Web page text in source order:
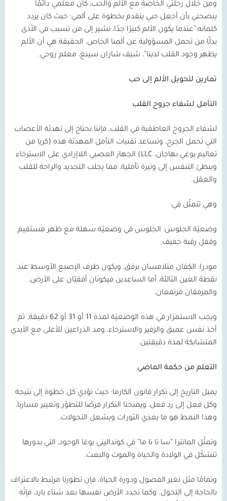
ومن خلال رحلتي الخاصة مع الألم والحب، كان معلمي دائمًا
ينصحني بأن أجعل حبي يتقدم بخطوة على ألمي؛ حيث كان يردد
كلماته:”عندما يكون الألم كبيرًا جدًا، نشير إلى من تسبب في الأذى
بدلًا من تحمل المسؤولية عن ألمنا الخاص، الحقيقة هي أن الألم
يظهر وجود القلب لدينا”، شيف شاران سينغ، معلم روحي.
تمارين لتحويل الألم إلى حب
التأمل لشفاء جروح القلب
لشفاء الجروح العاطفية في القلب، فإننا نحتاج إلى تهدئة الأعصاب
التي تحمل الجرح، وتساعد تقنيات التأمل المهدئة هذه (كريا من
تعاليم يوغي بهاجان، LLC) الجهاز العصبي اللاإرادي على الاسترخاء
ويبطئ التنفس إلى وتيرة تأملية، مما يجلب التجديد والراحة للقلب
والعقل.
وهي تتمثّل في:
وضعيّة الجلوس: الجلوس في وضعيّة سهلة مع ظهر مستقيم
وقفل رقبة خفيف.
مودرا: الكفان متلامسان برفق، ويكون طرف الإصبع الأوسط عند
نقطة العين الثالثة، أما الساعدين فيكونان أفقيّان على الأرض،
والمرفقان مرتفعان.
ويجب الاستمرار في هذه الوضعيّة لمدة 11 أو 31 أو 62 دقيقة. ثم
أخذ نفس عميق والزفير والاسترخاء، ومد الذراعين للأعلى مع الأيدي
المتشابكة لمدة دقيقتين.
التعلم من حكمة الماضي
يميل التاريخ إلى تكرار قانون الكارما؛ حيث تؤدي كل خطوة إلى نتيجة
وكل فعل إلى رد فعل، ويمنحنا التكرار فرصًا للتطوّر وتغيير مسارنا،
وهذا النمط هو ما يغذي الثورات ويشعل التحولات.
وتمثّل المانترا “سا تا نا ما” في كونداليني يوغا الوجود، التي بدورها
تتشكّل في الولادة والحياة والموت والبعث.
وتمامًا مثل تغير الفصول ودورة الحياة، فإن تطورنا مرتبط بالاعتراف
بالحاجة إلى التحول. وكما تجدد الأرض نفسها بعد شتاء بارد، فإنّه